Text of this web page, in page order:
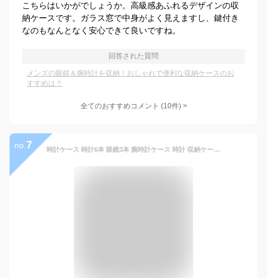
こちらはいかがでしょうか。高級感あふれるデザインの収
納ケースです。ガラス窓で中身がよく見えますし、鍵付き
なのもなんとなく安心できて良いですね。
回答された質問
メンズの眼鏡＆腕時計を収納！おしゃれで便利な収納ケースのお
すすめは？
全てのおすすめコメント (10件) >
no. 7 時計ケース 時計6本 眼鏡3本 腕時計ケース 時計 収納ケース 時計ボックス サングラス 時計 収納 保管 腕時計 コレクション ケース ウォッチケース オシャレ インテリア 黒 ブラック メンズ レディース プレゼント ギフト